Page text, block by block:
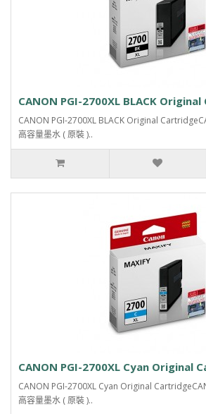
CANON PGI-2700XL BLACK
CANON PGI-2700XL BLACK Original
高容量墨水 ( 原裝 )..
CANON PGI-2700XL Cyan Original
CANON PGI-2700XL Cyan Original
高容量墨水 ( 原裝 )..